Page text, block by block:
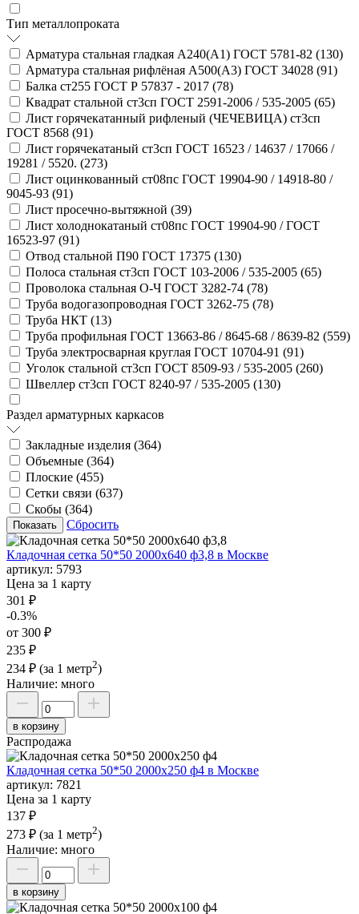
Тип металлопроката
Арматура стальная гладкая А240(А1) ГОСТ 5781-82 (130)
Арматура стальная рифлёная А500(А3) ГОСТ 34028 (91)
Балка ст255 ГОСТ Р 57837 - 2017 (78)
Квадрат стальной ст3сп ГОСТ 2591-2006 / 535-2005 (65)
Лист горячекатанный рифленый (ЧЕЧЕВИЦА) ст3сп
ГОСТ 8568 (91)
Лист горячекатаный ст3сп ГОСТ 16523 / 14637 / 17066 /
19281 / 5520. (273)
Лист оцинкованный ст08пс ГОСТ 19904-90 / 14918-80 /
9045-93 (91)
Лист просечно-вытяжной (39)
Лист холоднокатаный ст08пс ГОСТ 19904-90 / ГОСТ
16523-97 (91)
Отвод стальной П90 ГОСТ 17375 (130)
Полоса стальная ст3сп ГОСТ 103-2006 / 535-2005 (65)
Проволока стальная О-Ч ГОСТ 3282-74 (78)
Труба водогазопроводная ГОСТ 3262-75 (78)
Труба НКТ (13)
Труба профильная ГОСТ 13663-86 / 8645-68 / 8639-82 (559)
Труба электросварная круглая ГОСТ 10704-91 (91)
Уголок стальной ст3сп ГОСТ 8509-93 / 535-2005 (260)
Швеллер ст3сп ГОСТ 8240-97 / 535-2005 (130)
Раздел арматурных каркасов
Закладные изделия (364)
Объемные (364)
Плоские (455)
Сетки связи (637)
Скобы (364)
Сбросить
Кладочная сетка 50*50 2000х640 ф3,8 в Москве
артикул: 5793
Цена за 1 карту
301 ₽
-0.3%
от 300 ₽
235 ₽
234 ₽ (за 1 метр2)
Наличие: много
в корзину
Распродажа
Кладочная сетка 50*50 2000х250 ф4 в Москве
артикул: 7821
Цена за 1 карту
137 ₽
273 ₽ (за 1 метр2)
Наличие: много
в корзину